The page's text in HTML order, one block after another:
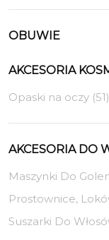
OBUWIE
AKCESORIA
Opaski na oczy (51)
AKCESORIA DO
Maszynki Do
Prostownice,
Suszarki Do